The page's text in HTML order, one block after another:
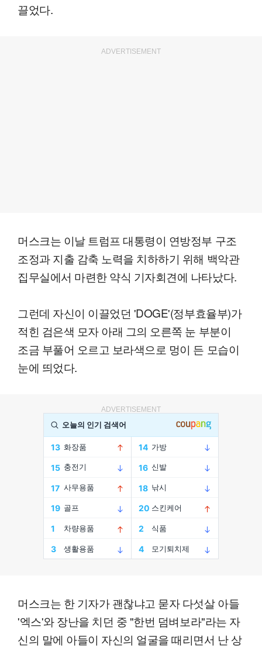
끌었다.
ADVERTISEMENT
머스크는 이날 트럼프 대통령이 연방정부 구조
조정과 지출 감축 노력을 치하하기 위해 백악관
집무실에서 마련한 약식 기자회견에 나타났다.
그런데 자신이 이끌었던 'DOGE'(정부효율부)가
적힌 검은색 모자 아래 그의 오른쪽 눈 부분이
조금 부풀어 오르고 보라색으로 멍이 든 모습이
눈에 띄었다.
ADVERTISEMENT
머스크는 한 기자가 괜찮냐고 묻자 다섯살 아들
'엑스'와 장난을 치던 중 "한번 덤벼보라"라는 자
신의 말에 아들이 자신의 얼굴을 때리면서 난 상